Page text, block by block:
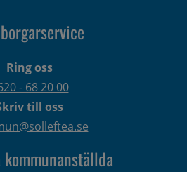
Ring oss
- 68 20 00
till oss